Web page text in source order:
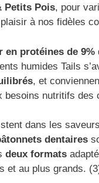
Petits Pois, pour
à nos fidèles
en protéines de 9%
humides Tails
, et
besoins nutritifs des
dans les saveurs
dentaires
deux formats
et au plus grands.